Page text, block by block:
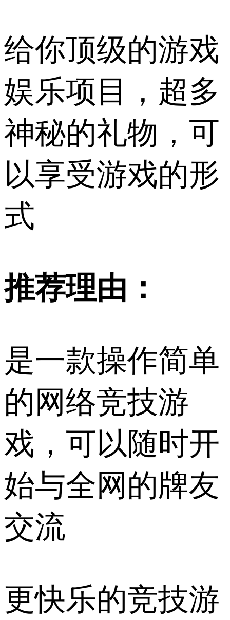
给你顶级的游戏
娱乐项目，超多
神秘的礼物，可
以享受游戏的形
式
推荐理由：
是一款操作简单
的网络竞技游
戏，可以随时开
始与全网的牌友
交流
更快乐的竞技游